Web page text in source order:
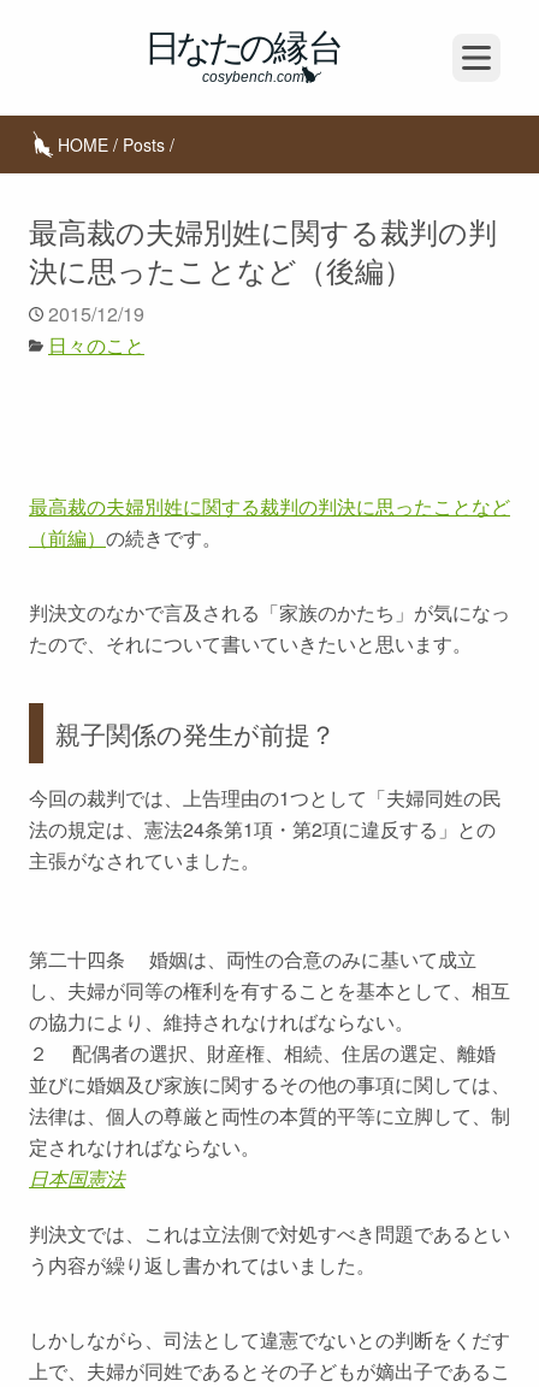
Open
HOME / Posts /
最高裁の夫婦別姓に関する裁判の判
決に思ったことなど（後編）
2015/12/19
日々のこと
最高裁の夫婦別姓に関する裁判の判決に思ったことなど
（前編） の続きです。
判決文のなかで言及される「家族のかたち」が気になっ
たので、それについて書いていきたいと思います。
親子関係の発生が前提？
今回の裁判では、上告理由の1つとして「夫婦同姓の民
法の規定は、憲法24条第1項・第2項に違反する」との
主張がなされていました。
第二十四条 婚姻は、両性の合意のみに基いて成立
し、夫婦が同等の権利を有することを基本として、相互
の協力により、維持されなければならない。
２ 配偶者の選択、財産権、相続、住居の選定、離婚
並びに婚姻及び家族に関するその他の事項に関しては、
法律は、個人の尊厳と両性の本質的平等に立脚して、制
定されなければならない。
日本国憲法
判決文では、これは立法側で対処すべき問題であるとい
う内容が繰り返し書かれてはいました。
しかしながら、司法として違憲でないとの判断をくだす
上で、夫婦が同姓であるとその子どもが嫡出子であるこ